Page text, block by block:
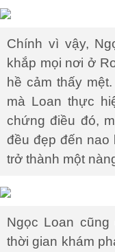
Chính vì vậy,
khắp mọi nơi ở
hề cảm thấy
mà Loan thực
chứng điều đó,
đều đẹp đến nao
trở thành một
Ngọc Loan
thời gian khám